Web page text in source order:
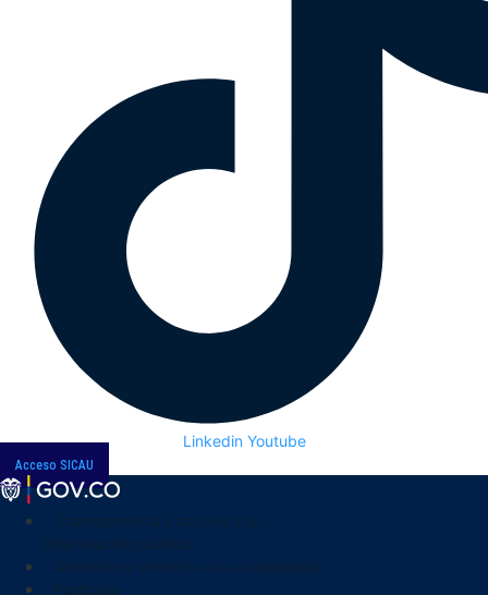
Linkedin Youtube
Acceso SICAU